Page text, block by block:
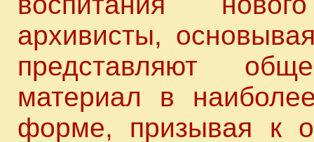
архивисты,
представляют
материал в
форме, призывая к